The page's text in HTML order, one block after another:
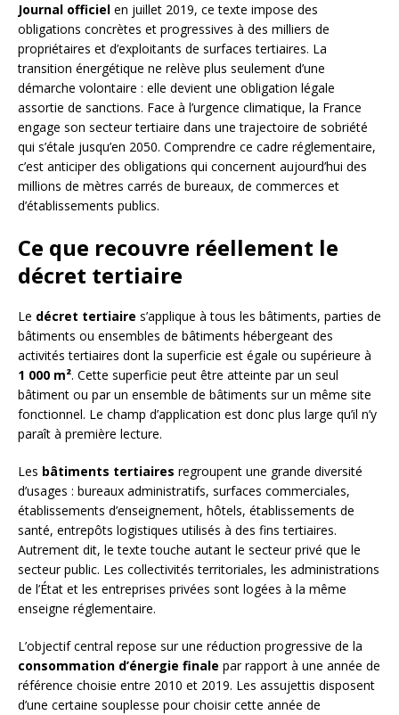
Journal officiel en juillet 2019, ce texte impose des
obligations concrètes et progressives à des milliers de
propriétaires et d’exploitants de surfaces tertiaires. La
transition énergétique ne relève plus seulement d’une
démarche volontaire : elle devient une obligation légale
assortie de sanctions. Face à l’urgence climatique, la France
engage son secteur tertiaire dans une trajectoire de sobriété
qui s’étale jusqu’en 2050. Comprendre ce cadre réglementaire,
c’est anticiper des obligations qui concernent aujourd’hui des
millions de mètres carrés de bureaux, de commerces et
d’établissements publics.
Ce que recouvre réellement le
décret tertiaire
Le décret tertiaire s’applique à tous les bâtiments, parties de
bâtiments ou ensembles de bâtiments hébergeant des
activités tertiaires dont la superficie est égale ou supérieure à
1 000 m². Cette superficie peut être atteinte par un seul
bâtiment ou par un ensemble de bâtiments sur un même site
fonctionnel. Le champ d’application est donc plus large qu’il n’y
paraît à première lecture.
Les bâtiments tertiaires regroupent une grande diversité
d’usages : bureaux administratifs, surfaces commerciales,
établissements d’enseignement, hôtels, établissements de
santé, entrepôts logistiques utilisés à des fins tertiaires.
Autrement dit, le texte touche autant le secteur privé que le
secteur public. Les collectivités territoriales, les administrations
de l’État et les entreprises privées sont logées à la même
enseigne réglementaire.
L’objectif central repose sur une réduction progressive de la
consommation d’énergie finale par rapport à une année de
référence choisie entre 2010 et 2019. Les assujettis disposent
d’une certaine souplesse pour choisir cette année de